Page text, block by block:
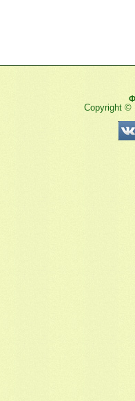
Copyright ©